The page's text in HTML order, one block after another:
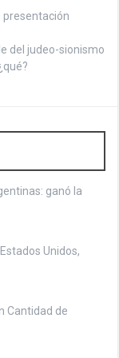
presentación
del judeo-sionismo
ganó la
Unidos,
Cantidad de